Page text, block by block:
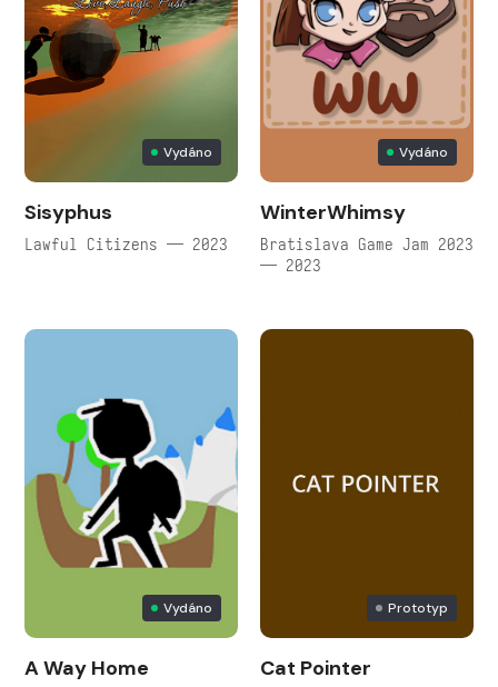
Vydáno
Sisyphus
Lawful Citizens — 2023
Vydáno
WinterWhimsy
Bratislava Game Jam 2023
— 2023
Vydáno
A Way Home
Prototyp
Cat Pointer